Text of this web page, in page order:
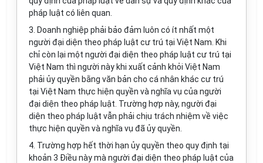
pháp luật có liên quan.
3. Doanh nghiệp phải bảo đảm luôn có ít nhất một
người đại diện theo pháp luật cư trú tại Việt Nam. Khi
chỉ còn lại một người đại diện theo pháp luật cư trú tại
Việt Nam thì người này khi xuất cảnh khỏi Việt Nam
phải ủy quyền bằng văn bản cho cá nhân khác cư trú
tại Việt Nam thực hiện quyền và nghĩa vụ của người
đại diện theo pháp luật. Trường hợp này, người đại
diện theo pháp luật vẫn phải chịu trách nhiệm về việc
thực hiện quyền và nghĩa vụ đã ủy quyền.
4. Trường hợp hết thời hạn ủy quyền theo quy định tại
khoản 3 Điều này mà người đại diện theo pháp luật của